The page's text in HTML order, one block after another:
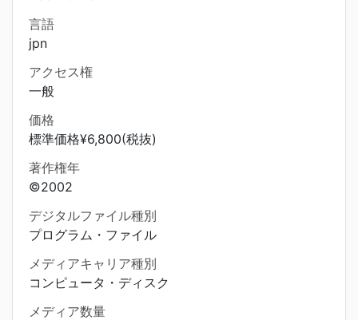
言語
jpn
アクセス権
一般
価格
標準価格¥6,800(税抜)
著作権年
©2002
デジタルファイル種別
プログラム・ファイル
メディアキャリア種別
コンピュータ・ディスク
メディア数量